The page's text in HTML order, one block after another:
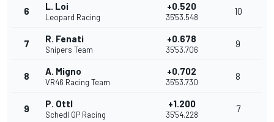
6 L. Loi
Leopard Racing
+0.520
35'53.548
10
7 R. Fenati
Snipers Team
+0.678
35'53.706
9
8 A. Migno
VR46 Racing Team
+0.702
35'53.730
8
9 P. Ottl
Schedl GP Racing
+1.200
35'54.228
7